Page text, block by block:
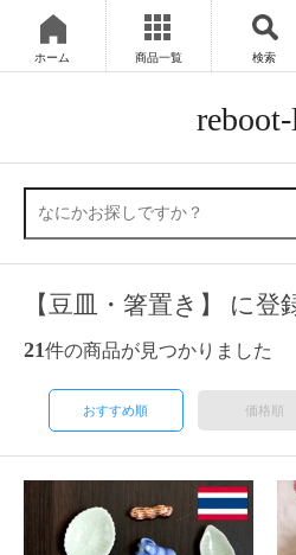
ホーム 商品一覧 検索
【豆皿・箸置き】 に
21件の商品が見つかりました
おすすめ順 価格順